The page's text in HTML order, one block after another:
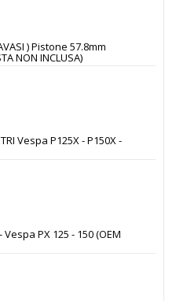
) Pistone 57.8mm
NON INCLUSA)
Vespa P125X - P150X -
PX 125 - 150 (OEM